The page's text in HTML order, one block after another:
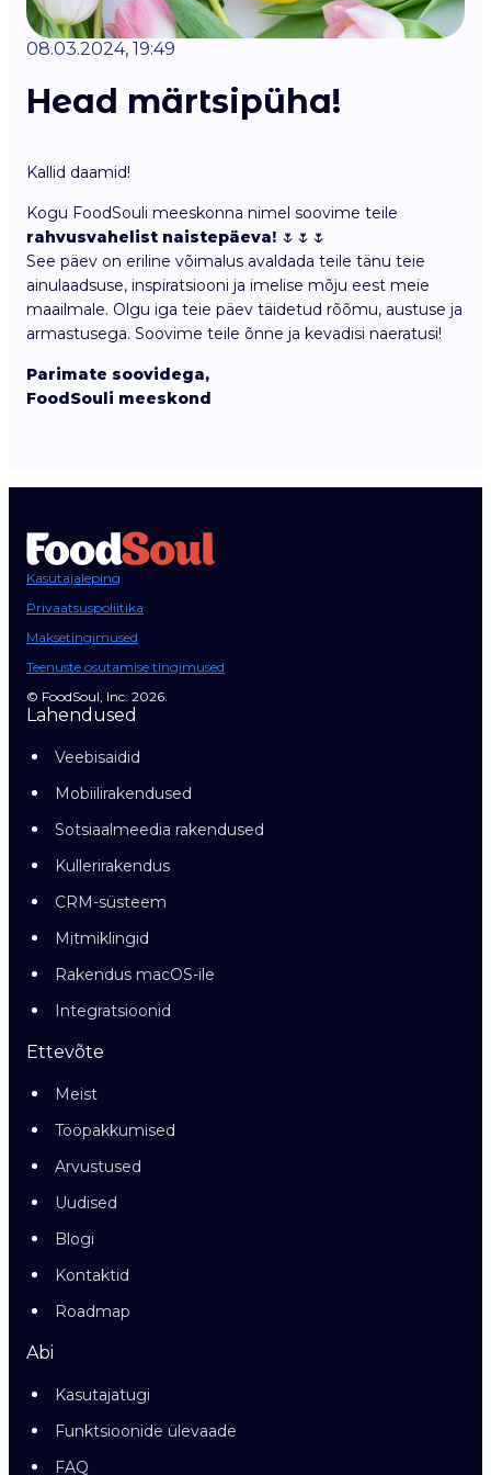
08.03.2024, 19:49
Head märtsipüha!
Kallid daamid!
Kogu FoodSouli meeskonna nimel soovime teile
rahvusvahelist naistepäeva! 🌷🌷🌷
See päev on eriline võimalus avaldada teile tänu teie
ainulaadsuse, inspiratsiooni ja imelise mõju eest meie
maailmale. Olgu iga teie päev täidetud rõõmu, austuse ja
armastusega. Soovime teile õnne ja kevadisi naeratusi!
Parimate soovidega,
FoodSouli meeskond
Kasutajaleping
Privaatsuspoliitika
Maksetingimused
Teenuste osutamise tingimused
© FoodSoul, Inc. 2026.
Lahendused
Veebisaidid
Mobiilirakendused
Sotsiaalmeedia rakendused
Kullerirakendus
CRM-süsteem
Mitmiklingid
Rakendus macOS-ile
Integratsioonid
Ettevõte
Meist
Tööpakkumised
Arvustused
Uudised
Blogi
Kontaktid
Roadmap
Abi
Kasutajatugi
Funktsioonide ülevaade
FAQ